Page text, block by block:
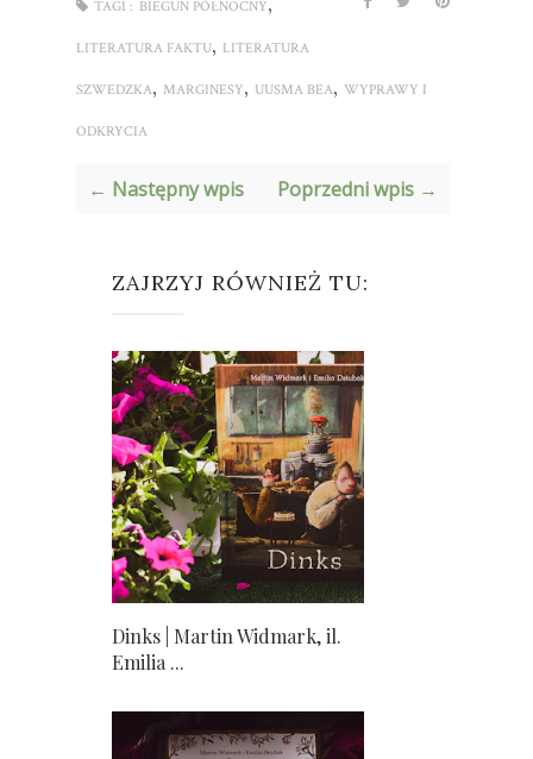
TAGI : BIEGUN PÓŁNOCNY
LITERATURA FAKTU, LITERATURA
SZWEDZKA, MARGINESY, UUSMA BEA, WYPRAWY I
ODKRYCIA
← Następny wpis Poprzedni wpis →
ZAJRZYJ RÓWNIEŻ TU:
Dinks | Martin Widmark, il.
Emilia ...